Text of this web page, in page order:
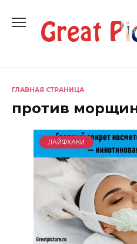
содержанию
ГЛАВНАЯ СТРАНИЦА
против
ЛАЙФХАКИ